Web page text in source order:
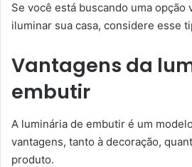
Se você está buscando uma opção
iluminar sua casa, considere esse
Vantagens da
embutir
A luminária de embutir é um
vantagens, tanto à decoração,
produto.